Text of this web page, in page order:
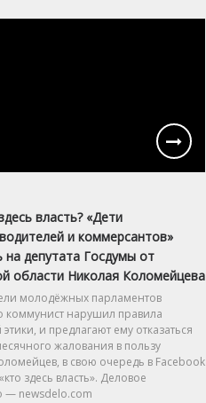
власть? «Дети
и коммерсантов»
на депутата Госдумы от
области Николая Коломейцева
молодёжных парламентов
коммунист нарушил правила
этики, и предлагают ему отказаться
жалования в пользу
в свою очередь в Facebook
здесь власть». Деловое
— newsdelo.com